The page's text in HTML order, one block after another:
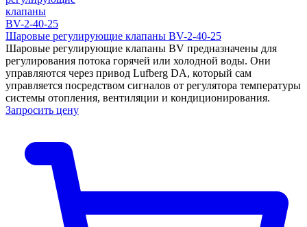
Шаровые регулирующие клапаны BV-2-40-25
Шаровые регулирующие клапаны BV предназначены для
регулирования потока горячей или холодной воды. Они
управляются через привод Lufberg DA, который сам
управляется посредством сигналов от регулятора температуры
системы отопления, вентиляции и кондиционирования.
Запросить цену